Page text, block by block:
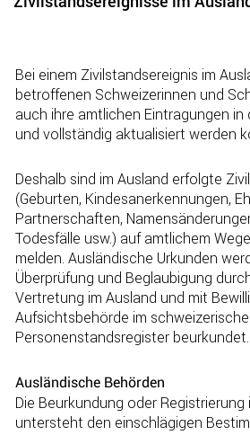
Bei einem Zivilstandsereignis im
betroffenen Schweizerinnen und
auch ihre amtlichen Eintragungen in
und vollständig aktualisiert werden
Deshalb sind im Ausland erfolgte
(Geburten, Kindesanerkennungen,
Partnerschaften,
Todesfälle usw.) auf amtlichem
melden. Ausländische Urkunden
Überprüfung und Beglaubigung
Vertretung im Ausland und mit
Aufsichtsbehörde im
Personenstandsregister beurkundet.
Ausländische Behörden
Die Beurkundung oder Registrierung
untersteht den einschlägigen